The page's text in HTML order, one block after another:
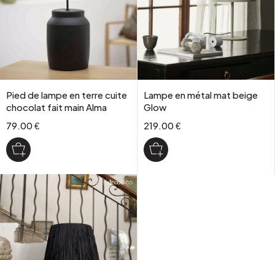
Pied de lampe en terre cuite
chocolat fait main Alma
79.00 €
Lampe en métal mat beige
Glow
219.00 €